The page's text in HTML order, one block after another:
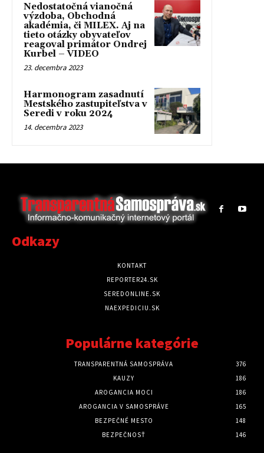
Nedostatočná vianočná
výzdoba, Obchodná
akadémia, či MILEX. Aj na
tieto otázky obyvateľov
reagoval primátor Ondrej
Kurbel – VIDEO
23. decembra 2023
Harmonogram zasadnutí
Mestského zastupiteľstva v
Seredi v roku 2024
14. decembra 2023
Odkazy
KONTAKT
REPORTER24.SK
SEREDONLINE.SK
NAEXPEDICIU.SK
Populárne kategórie
TRANSPARENTNÁ SAMOSPRÁVA
376
KAUZY
186
AROGANCIA MOCI
186
AROGANCIA V SAMOSPRÁVE
165
BEZPEČNÉ MESTO
148
BEZPEČNOSŤ
146